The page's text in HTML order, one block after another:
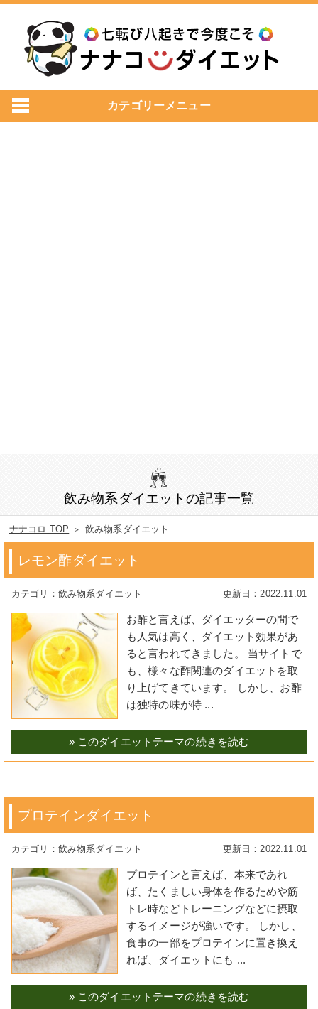
カテゴリーメニュー
飲み物系ダイエットの記事一覧
ナナコロ TOP 飲み物系ダイエット
レモン酢ダイエット
2022.11.01
飲み物系ダイエット
お酢と言えば、ダイエッターの間で
も人気は高く、ダイエット効果があ
ると言われてきました。 当サイトで
も、様々な酢関連のダイエットを取
り上げてきています。 しかし、お酢
は独特の味が特 ...
» このダイエットテーマの続きを読む
プロテインダイエット
2022.11.01
飲み物系ダイエット
プロテインと言えば、本来であれ
ば、たくましい身体を作るためや筋
トレ時などトレーニングなどに摂取
するイメージが強いです。 しかし、
食事の一部をプロテインに置き換え
れば、ダイエットにも ...
» このダイエットテーマの続きを読む